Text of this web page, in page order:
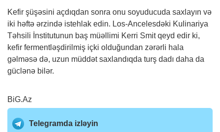
Kefir şüşəsini açdıqdan sonra onu soyuducuda saxlayın və
iki həftə ərzində istehlak edin. Los-Ancelesdəki Kulinariya
Təhsili İnstitutunun baş müəllimi Kerri Smit qeyd edir ki,
kefir fermentləşdirilmiş içki olduğundan zərərli hala
gəlməsə də, uzun müddət saxlandıqda turş dadı daha da
güclənə bilər.
BiG.Az
Telegramda izləyin